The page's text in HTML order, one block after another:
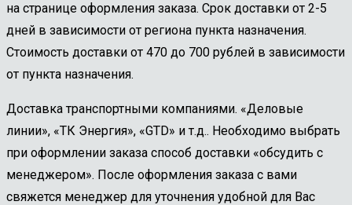
на странице оформления заказа. Срок доставки от 2-5
дней в зависимости от региона пункта назначения.
Стоимость доставки от 470 до 700 рублей в зависимости
от пункта назначения.
Доставка транспортными компаниями. «Деловые
линии», «ТК Энергия», «GTD» и т.д.. Необходимо выбрать
при оформлении заказа способ доставки «обсудить с
менеджером». После оформления заказа с вами
свяжется менеджер для уточнения удобной для Вас